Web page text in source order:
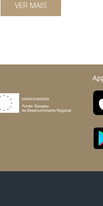
VER MAIS